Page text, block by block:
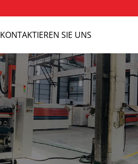
KONTAKTIEREN SIE UNS